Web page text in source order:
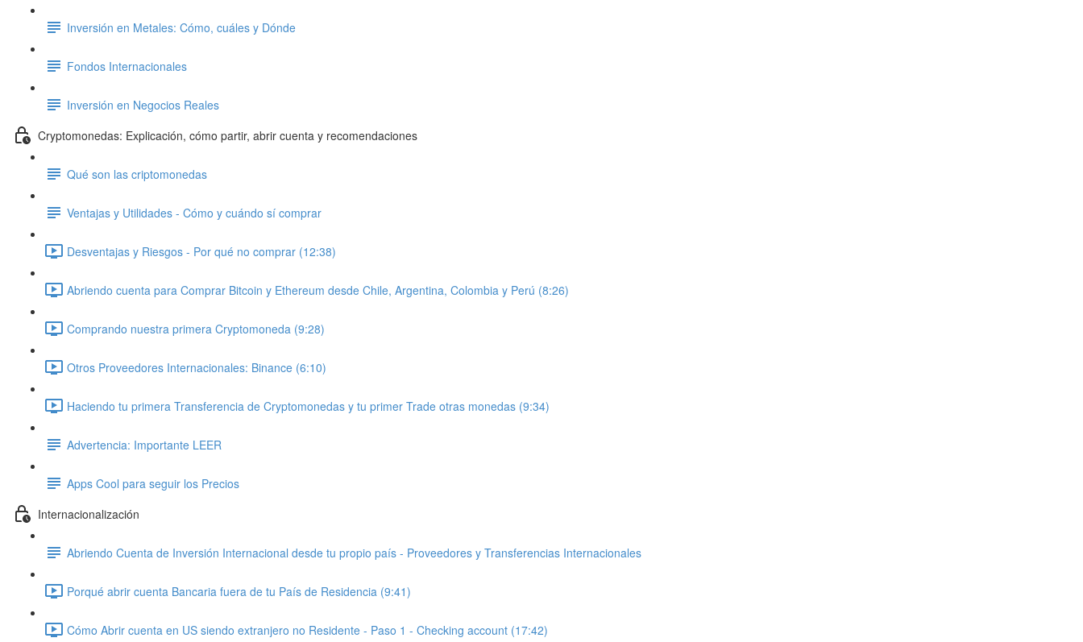
Inversión en Metales: Cómo, cuáles y Dónde
Fondos Internacionales
Inversión en Negocios Reales
Cryptomonedas: Explicación, cómo partir, abrir cuenta y recomendaciones
Qué son las criptomonedas
Ventajas y Utilidades - Cómo y cuándo sí comprar
Desventajas y Riesgos - Por qué no comprar (12:38)
Abriendo cuenta para Comprar Bitcoin y Ethereum desde Chile, Argentina, Colombia y Perú (8:26)
Comprando nuestra primera Cryptomoneda (9:28)
Otros Proveedores Internacionales: Binance (6:10)
Haciendo tu primera Transferencia de Cryptomonedas y tu primer Trade otras monedas (9:34)
Advertencia: Importante LEER
Apps Cool para seguir los Precios
Internacionalización
Abriendo Cuenta de Inversión Internacional desde tu propio país - Proveedores y Transferencias Internacionales
Porqué abrir cuenta Bancaria fuera de tu País de Residencia (9:41)
Cómo Abrir cuenta en US siendo extranjero no Residente - Paso 1 - Checking account (17:42)